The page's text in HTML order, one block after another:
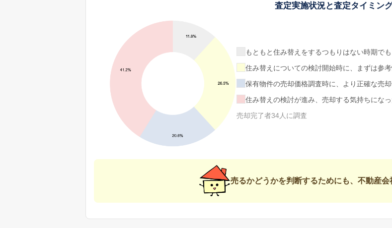
査定実施状況と査定タイミン
もともと住み替えをするつもりはない時期で
住み替えについての検討開始時に、まずは参
保有物件の売却価格調査時に、より正確な売
住み替えの検討が進み、売却する気持ちにな
売却完了者34人に調査
売るかどうかを判断するためにも、不動産会